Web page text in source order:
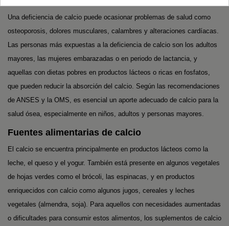
Una deficiencia de calcio puede ocasionar problemas de salud como
osteoporosis, dolores musculares, calambres y alteraciones cardíacas.
Las personas más expuestas a la deficiencia de calcio son los adultos
mayores, las mujeres embarazadas o en periodo de lactancia, y
aquellas con dietas pobres en productos lácteos o ricas en fosfatos,
que pueden reducir la absorción del calcio. Según las recomendaciones
de ANSES y la OMS, es esencial un aporte adecuado de calcio para la
salud ósea, especialmente en niños, adultos y personas mayores.
Fuentes alimentarias de calcio
El calcio se encuentra principalmente en productos lácteos como la
leche, el queso y el yogur. También está presente en algunos vegetales
de hojas verdes como el brócoli, las espinacas, y en productos
enriquecidos con calcio como algunos jugos, cereales y leches
vegetales (almendra, soja). Para aquellos con necesidades aumentadas
o dificultades para consumir estos alimentos, los suplementos de calcio